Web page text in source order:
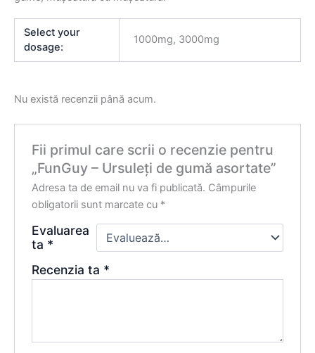
Select your
dosage:
1000mg, 3000mg
Nu există recenzii până acum.
Fii primul care scrii o recenzie pentru
„FunGuy – Ursuleți de gumă asortate”
Adresa ta de email nu va fi publicată. Câmpurile
obligatorii sunt marcate cu *
Evaluarea
ta *
Recenzia ta *